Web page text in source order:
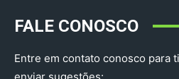
FALE CONOSCO
Entre em contato conosco para